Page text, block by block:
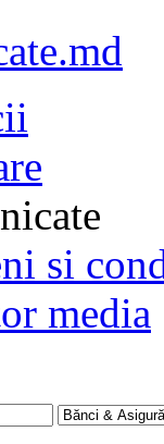
si
media